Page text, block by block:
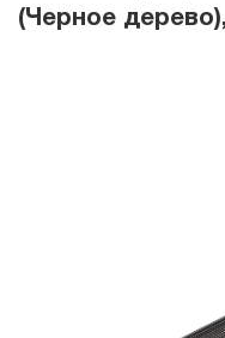
(Черное